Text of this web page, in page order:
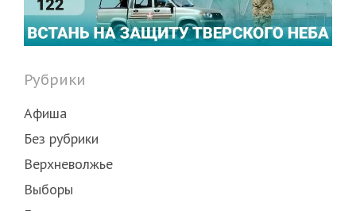
Рубрики
Афиша
Без рубрики
Верхневолжье
Выборы